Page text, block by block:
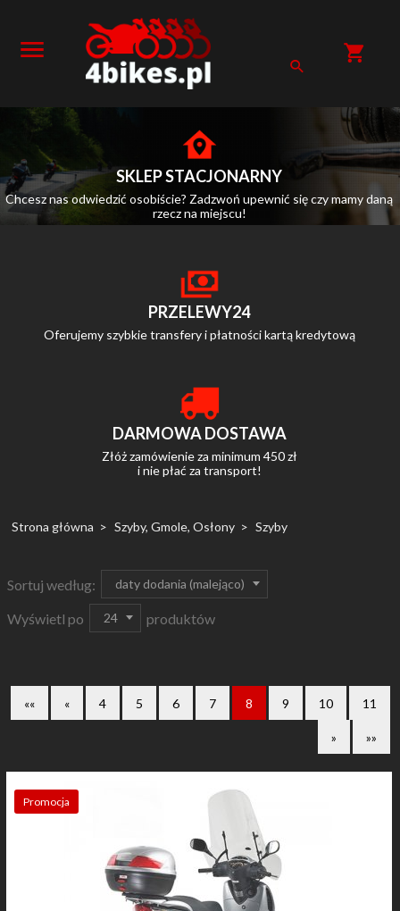
SKLEP STACJONARNY
Chcesz nas odwiedzić osobiście? Zadzwoń upewnić się czy mamy daną
rzecz na miejscu!
PRZELEWY24
Oferujemy szybkie transfery i płatności kartą kredytową
DARMOWA DOSTAWA
Złóż zamówienie za minimum 450 zł
i nie płać za transport!
Strona główna Szyby, Gmole, Osłony Szyby
Sortuj według: sortdaty dodania (malejąco)
Wyświetl po pop24 produktów
«« « 4 5 6 7 8 9 10 11
» »»
Promocja